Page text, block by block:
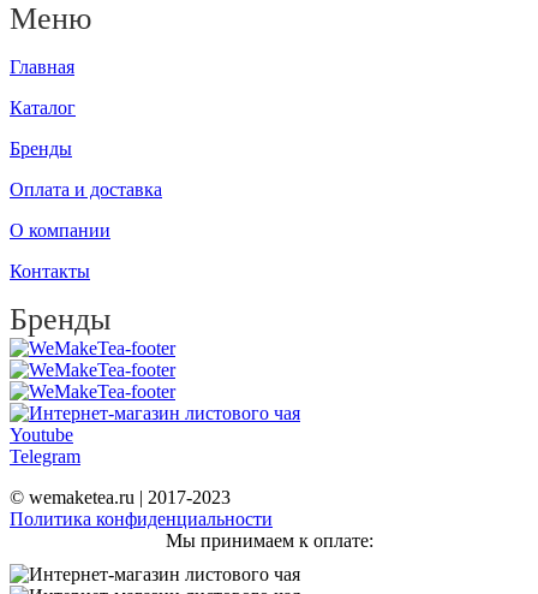
Меню
Главная
Каталог
Бренды
Оплата и доставка
О компании
Контакты
Бренды
Youtube
Telegram
© wemaketea.ru | 2017-2023
Политика конфиденциальности
Мы принимаем к оплате: